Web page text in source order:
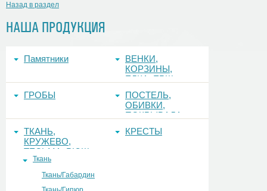
НАША ПРОДУКЦИЯ
Памятники
ВЕНКИ,
КОРЗИНЫ,
ЕЛКА, ЕРШ,
ГРОБЫ
ПОСТЕЛЬ,
ОБИВКИ,
ПОКРЫВАЛА
ТКАНЬ,
КРУЖЕВО,
ТЕСЬМА, РЮШ
Ткань
Ткань/Габардин
КРЕСТЫ
Назад в раздел